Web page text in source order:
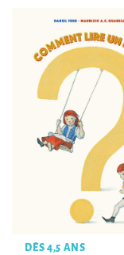
DÈS 4,5 ANS